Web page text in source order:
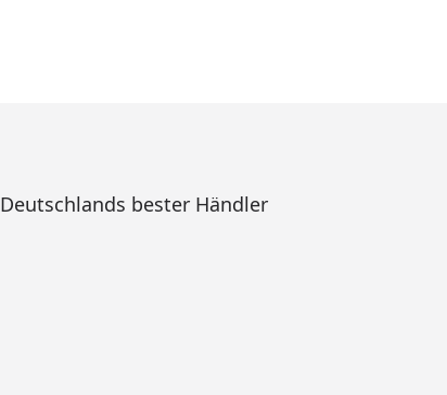
Deutschlands bester Händler